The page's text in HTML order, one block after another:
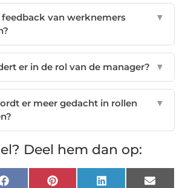
van werknemers
▼
er in de rol van de manager? ▼
er meer gedacht in rollen
▼
Deel hem dan op:
FacebookPinterest LinkedIn Email